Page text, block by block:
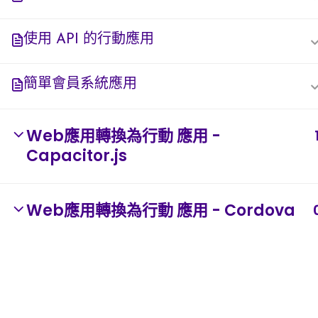
使用 API 的行動應用
簡單會員系統應用
Web應用轉換為行動 應用 -
Capacitor.js
Web應用轉換為行動 應用 - Cordova